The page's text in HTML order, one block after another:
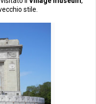
stile.